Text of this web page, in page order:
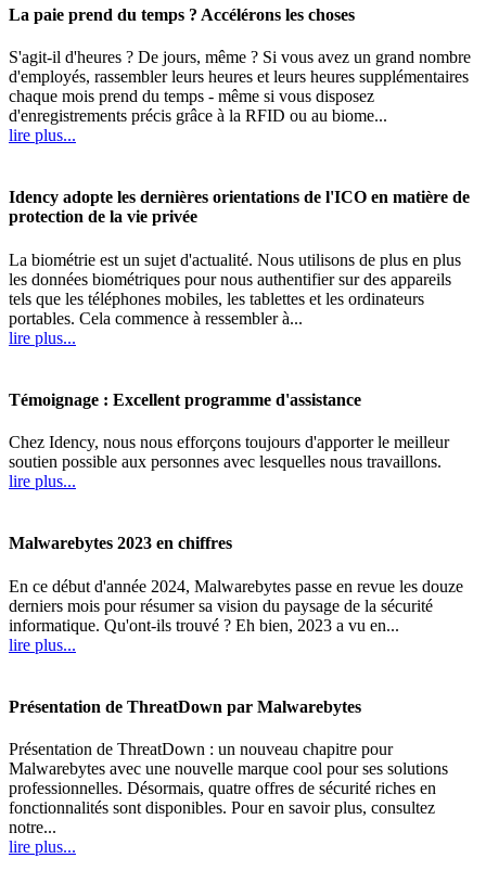
La paie prend du temps ? Accélérons les choses
S'agit-il d'heures ? De jours, même ? Si vous avez un grand nombre
d'employés, rassembler leurs heures et leurs heures supplémentaires
chaque mois prend du temps - même si vous disposez
d'enregistrements précis grâce à la RFID ou au biome...
lire plus...
Idency adopte les dernières orientations de l'ICO en matière de
protection de la vie privée
La biométrie est un sujet d'actualité. Nous utilisons de plus en plus
les données biométriques pour nous authentifier sur des appareils
tels que les téléphones mobiles, les tablettes et les ordinateurs
portables. Cela commence à ressembler à...
lire plus...
Témoignage : Excellent programme d'assistance
Chez Idency, nous nous efforçons toujours d'apporter le meilleur
soutien possible aux personnes avec lesquelles nous travaillons.
lire plus...
Malwarebytes 2023 en chiffres
En ce début d'année 2024, Malwarebytes passe en revue les douze
derniers mois pour résumer sa vision du paysage de la sécurité
informatique. Qu'ont-ils trouvé ? Eh bien, 2023 a vu en...
lire plus...
Présentation de ThreatDown par Malwarebytes
Présentation de ThreatDown : un nouveau chapitre pour
Malwarebytes avec une nouvelle marque cool pour ses solutions
professionnelles. Désormais, quatre offres de sécurité riches en
fonctionnalités sont disponibles. Pour en savoir plus, consultez
notre...
lire plus...